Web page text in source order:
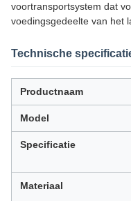
voortransportsystem dat
voedingsgedeelte van het
Technische
Productnaam
Model
Specificatie
Materiaal